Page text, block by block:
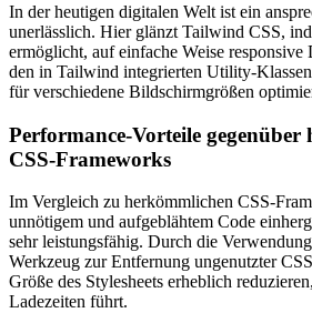
In der heutigen digitalen Welt ist ein
unerlässlich. Hier glänzt Tailwind CSS,
ermöglicht, auf einfache Weise responsive
den in Tailwind integrierten Utility-
für verschiedene Bildschirmgrößen
Performance-Vorteile gegenüber
CSS-Frameworks
Im Vergleich zu herkömmlichen CSS-
unnötigem und aufgeblähtem Code
sehr leistungsfähig. Durch die
Werkzeug zur Entfernung ungenutzter
Größe des Stylesheets erheblich
Ladezeiten führt.